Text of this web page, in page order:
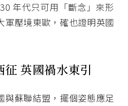
年代只可用「斷念」來形
軍壓境東歐，確也證明英國
征 英國禍水東引
與蘇聯結盟，擺個姿態應足